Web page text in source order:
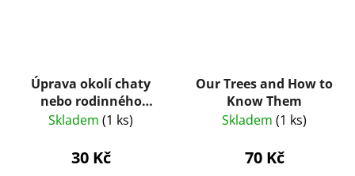
Úprava okolí chaty
nebo rodinného
domku
Skladem (1 ks)
30 Kč
Our Trees and How to
Know Them
Skladem (1 ks)
70 Kč